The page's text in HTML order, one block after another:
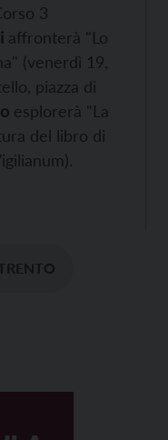
3
affronterà "Lo
(venerdì 19,
piazza di
esplorerà "La
del libro di